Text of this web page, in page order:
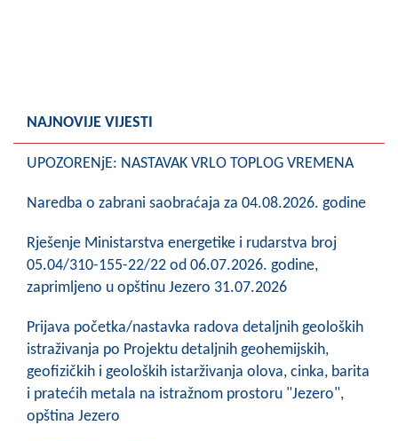
Statut Opštine
Skupštinsko vijeće opštine jezero
Sastav Skupštine
Službeni Glasnici
OPŠTINSKA UPRAVA
Vijesti
Aktivnosti
NAJNOVIJE VIJESTI
UPOZORENjE: NASTAVAK VRLO TOPLOG VREMENA
Naredba o zabrani saobraćaja za 04.08.2026. godine
Rješenje Ministarstva energetike i rudarstva broj
05.04/310-155-22/22 od 06.07.2026. godine,
zaprimljeno u opštinu Jezero 31.07.2026
Prijava početka/nastavka radova detaljnih geoloških
istraživanja po Projektu detaljnih geohemijskih,
geofizičkih i geoloških istarživanja olova, cinka, barita
i pratećih metala na istražnom prostoru "Jezero",
opština Jezero